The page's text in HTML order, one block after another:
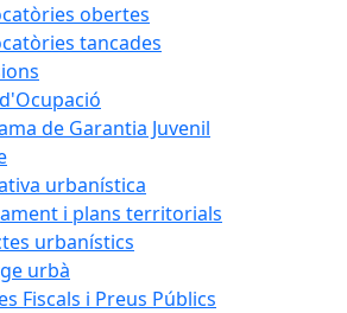
obertes
tancades
de Garantia Juvenil
urbanística
i plans territorials
urbanístics
urbà
Fiscals i Preus Públics